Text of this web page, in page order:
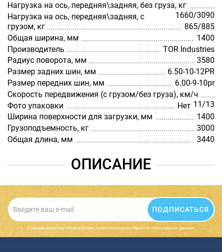
Нагрузка на ось, передняя\задняя, без груза, кг
1660/3090
Нагрузка на ось, передняя\задняя, с
грузом, кг
865/885
Общая ширина, мм
1400
Производитель
TOR Industries
Радиус поворота, мм
3580
Размер задних шин, мм
6.50-10-12PR
Размер передних шин, мм
6.00-9-10pr
Скорость передвижения (с грузом/без груза), км/ч
11/13
Фото упаковки
Нет
Ширина поверхности для загрузки, мм
1400
Грузоподъемность, кг
3000
Общая длина, мм
3440
ОПИСАНИЕ
ПОДПИСАТЬСЯ
Нажимая на кнопку «Подписаться», я даю cогласие на обработку персональных данных.